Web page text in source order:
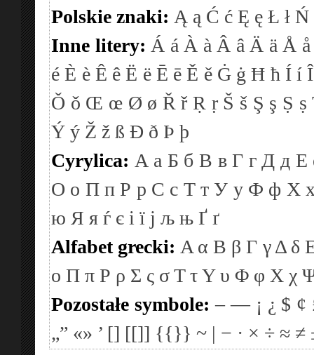
Polskie znaki: Ą ą Ć ć Ę ę Ł ł Ń
Inne litery: Á á À à Â â Ä ä Å å
é È è Ê ê Ë ë Ē ē Ě ě Ġ ġ Ħ ħ Í í Î
Ǒ ǒ Œ œ Ø ø Ř ř Ṛ ṛ Š š Ş ş Ṣ ṣ
Ý ý Ž ž ß Ð ð Þ þ
Cyrylica: А а Б б В в Г г Д д Е
О о П п Р р С с Т т У у Ф ф Х
ю Я я ѓ є і ї ј љ њ Ґ ґ
Alfabet grecki: Α α Β β Γ γ Δ δ
ο Π π Ρ ρ Σ ς σΤ τΥ υ Φ φ Χ χ
Pozostałe symbole: – — ¡ ¿ $ ¢
„” «» ’ [] [[]] {{}} ~ | − · × ÷ ≈ ≠